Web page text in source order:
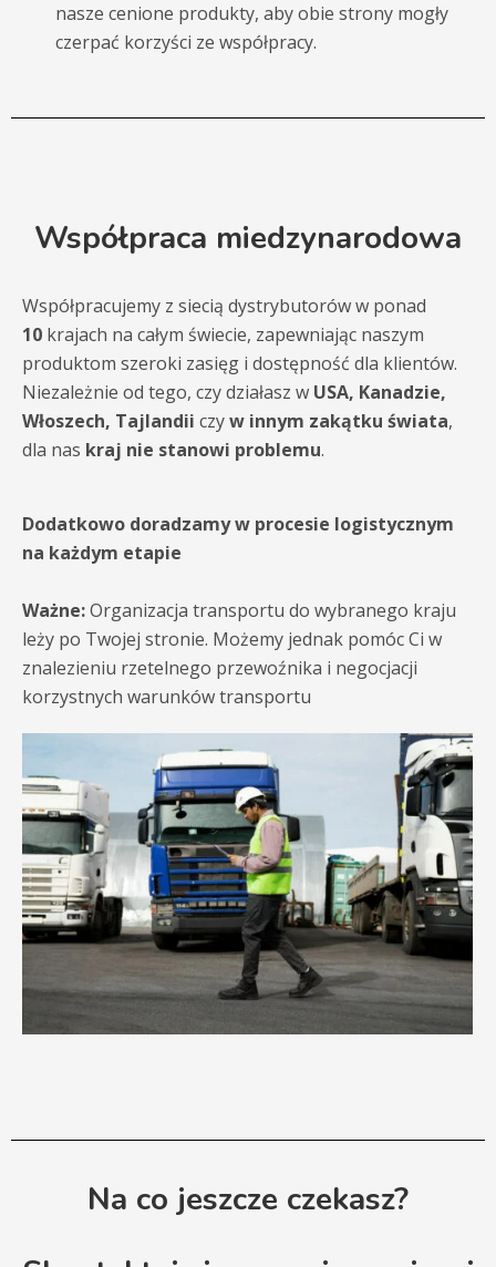
nasze cenione produkty, aby obie strony mogły
czerpać korzyści ze współpracy.
Współpraca miedzynarodowa
Współpracujemy z siecią dystrybutorów w ponad
10 krajach na całym świecie, zapewniając naszym
produktom szeroki zasięg i dostępność dla klientów.
Niezależnie od tego, czy działasz w USA, Kanadzie,
Włoszech, Tajlandii czyw innym zakątku świata,
dla nas kraj nie stanowi problemu.
Dodatkowo doradzamy w procesie logistycznym
na każdym etapie
Ważne:Organizacja transportu do wybranego kraju
leży po Twojej stronie. Możemy jednak pomóc Ci w
znalezieniu rzetelnego przewoźnika i negocjacji
korzystnych warunków transportu
Na co jeszcze czekasz?